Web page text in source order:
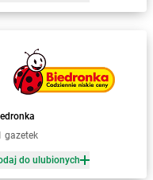
gazetek
do ulubionych